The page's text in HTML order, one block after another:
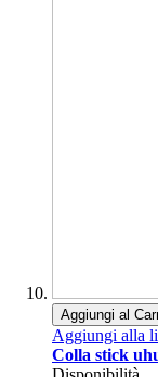
Aggiungi al
Aggiungi alla
Colla stick